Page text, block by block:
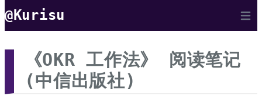
@Kurisu
《OKR 工作法》 阅读笔记
(中信出版社)